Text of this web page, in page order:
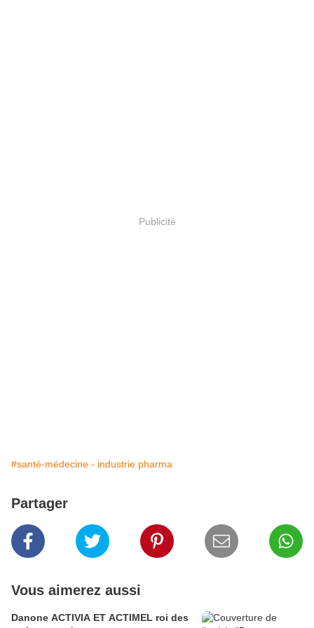
Publicité
#santé-médecine - industrie pharma
Partager
Vous aimerez aussi
Danone ACTIVIA ET ACTIMEL roi des